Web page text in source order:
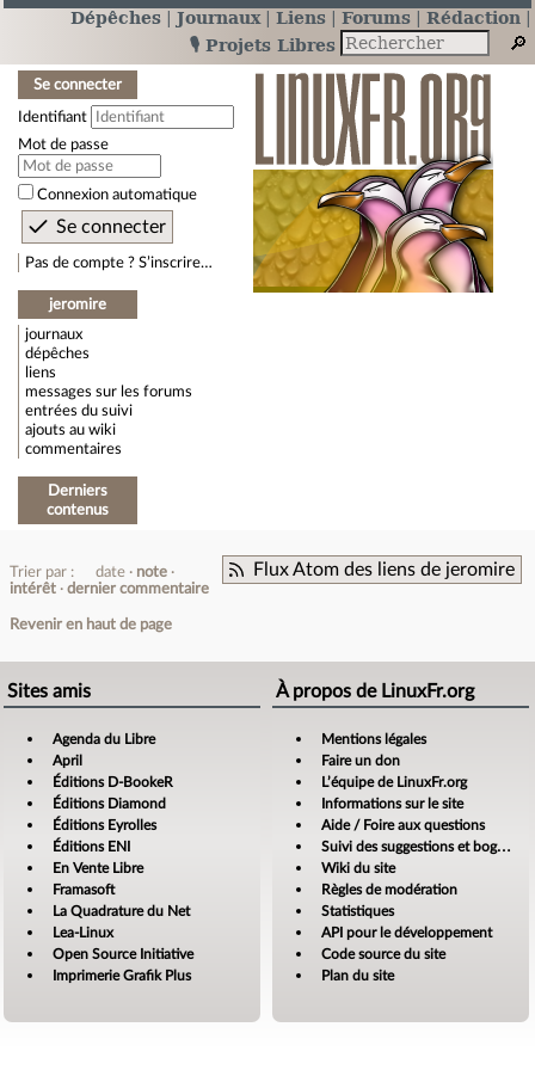
Dépêches Journaux Liens Forums
Rédaction
🎙️ Projets Libres
Se connecter
Identifiant
Mot de passe
Connexion automatique
Pas de compte ? S’inscrire…
jeromire
journaux
dépêches
liens
messages sur les forums
entrées du suivi
ajouts au wiki
commentaires
Derniers
contenus
Flux Atom des liens de jeromire
Trier par : date
note
intérêt
dernier commentaire
Revenir en haut de page
Sites amis
Agenda du Libre
April
Éditions D-BookeR
Éditions Diamond
Éditions Eyrolles
Éditions ENI
En Vente Libre
Framasoft
La Quadrature du Net
Lea-Linux
Open Source Initiative
Imprimerie Grafik Plus
À propos de LinuxFr.org
Mentions légales
Faire un don
L’équipe de LinuxFr.org
Informations sur le site
Aide / Foire aux questions
Suivi des suggestions et bogues
Wiki du site
Règles de modération
Statistiques
API pour le développement
Code source du site
Plan du site